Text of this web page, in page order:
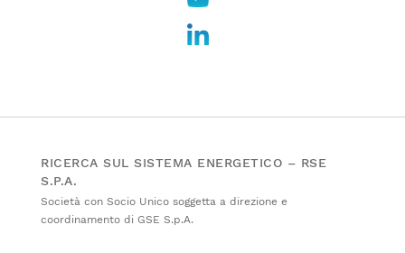
RICERCA SUL SISTEMA ENERGETICO – RSE
S.P.A.
Società con Socio Unico soggetta a direzione e
coordinamento di GSE S.p.A.